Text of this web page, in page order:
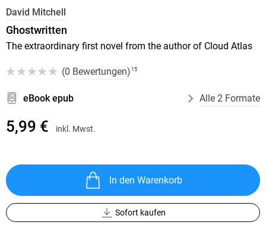
David Mitchell
Ghostwritten
The extraordinary first novel from the author of Cloud Atlas
(0 Bewertungen) 15
eBook epub Alle 2 Formate
5,99 € inkl. Mwst.
In den Warenkorb
Sofort kaufen